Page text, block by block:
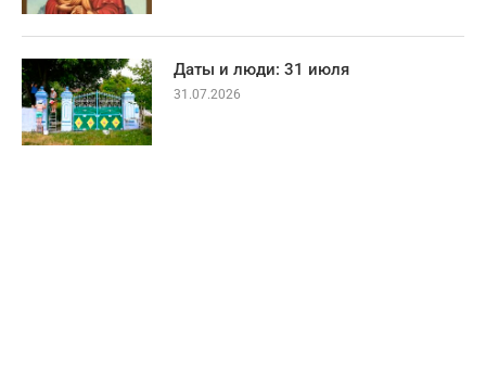
Даты и люди: 31 июля
31.07.2026